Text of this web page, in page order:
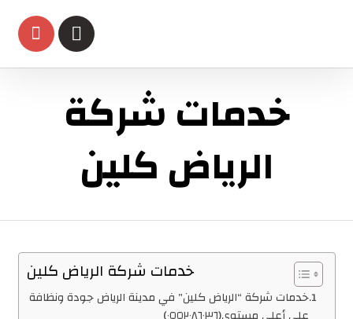
خدمات شركة
الرياض كلين
خدمات شركة الرياض كلين
خدمات شركة “الرياض كلين” في مدينة الرياض جودة ونظافة